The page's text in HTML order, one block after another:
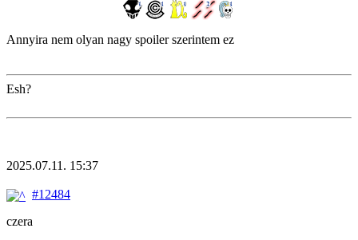
Annyira nem olyan nagy spoiler szerintem ez
Esh?
2025.07.11. 15:37
#12484
czera